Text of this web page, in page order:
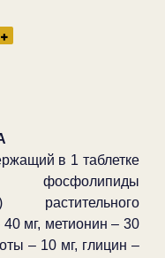
в 1 таблетке
фосфолипиды
растительного
мг, метионин – 30
– 10 мг, глицин –